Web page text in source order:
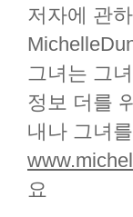
저자에 관
그녀는 그
정보 더를
내나 그녀
요